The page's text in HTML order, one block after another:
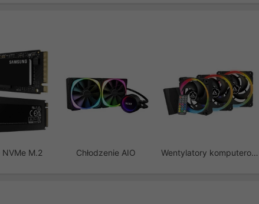
NVMe M.2 Chłodzenie AIO Wentylatory komputerowe